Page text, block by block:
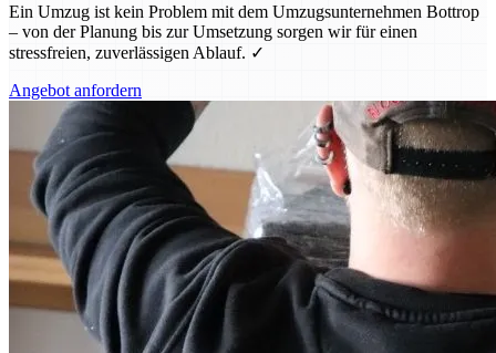
Ein Umzug ist kein Problem mit dem Umzugsunternehmen Bottrop
– von der Planung bis zur Umsetzung sorgen wir für einen
stressfreien, zuverlässigen Ablauf. ✓
Angebot anfordern